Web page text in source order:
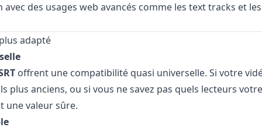
des usages web avancés comme les text tracks et
adapté
offrent une compatibilité quasi universelle. Si votre
plus anciens, ou si vous ne savez pas quels lecteurs
une valeur sûre.